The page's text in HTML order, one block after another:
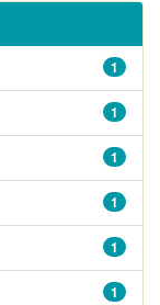
1
1
1
1
1
1